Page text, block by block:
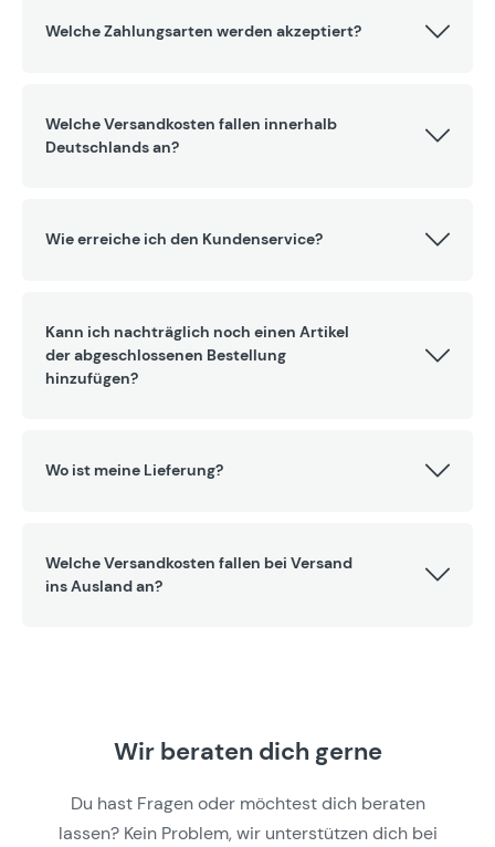
Welche Zahlungsarten werden akzeptiert?
Welche Versandkosten fallen innerhalb
Deutschlands an?
Wie erreiche ich den Kundenservice?
Kann ich nachträglich noch einen Artikel
der abgeschlossenen Bestellung
hinzufügen?
Wo ist meine Lieferung?
Welche Versandkosten fallen bei Versand
ins Ausland an?
Wir beraten dich gerne
Du hast Fragen oder möchtest dich beraten
lassen? Kein Problem, wir unterstützen dich bei